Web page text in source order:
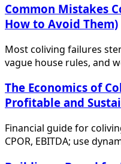
Common Mistakes
How to Avoid Them)
Most coliving failures
vague house rules, and
The Economics of
Profitable and
Financial guide for
CPOR, EBITDA; use